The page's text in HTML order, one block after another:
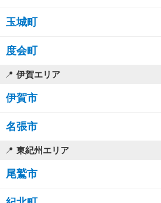
玉城町
度会町
伊賀エリア
伊賀市
名張市
東紀州エリア
尾鷲市